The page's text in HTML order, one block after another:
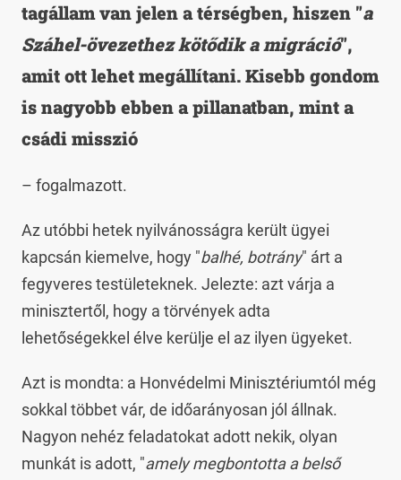
tagállam van jelen a térségben, hiszen "a
Száhel-övezethez kötődik a migráció",
amit ott lehet megállítani. Kisebb gondom
is nagyobb ebben a pillanatban, mint a
csádi misszió
– fogalmazott.
Az utóbbi hetek nyilvánosságra került ügyei
kapcsán kiemelve, hogy "balhé, botrány" árt a
fegyveres testületeknek. Jelezte: azt várja a
minisztertől, hogy a törvények adta
lehetőségekkel élve kerülje el az ilyen ügyeket.
Azt is mondta: a Honvédelmi Minisztériumtól még
sokkal többet vár, de időarányosan jól állnak.
Nagyon nehéz feladatokat adott nekik, olyan
munkát is adott, "amely megbontotta a belső